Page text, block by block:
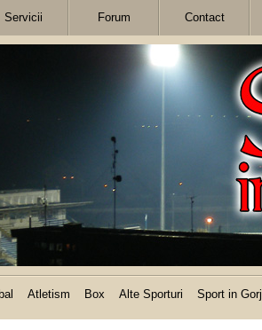
Servicii Forum Contact
Atletism Box Alte Sporturi Sport in Gorj